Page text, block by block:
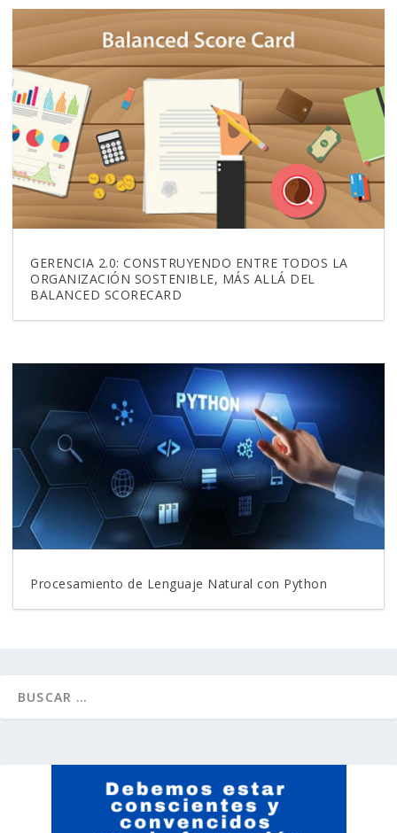
GERENCIA 2.0: CONSTRUYENDO ENTRE TODOS LA
ORGANIZACIÓN SOSTENIBLE, MÁS ALLÁ DEL
BALANCED SCORECARD
Procesamiento de Lenguaje Natural con Python